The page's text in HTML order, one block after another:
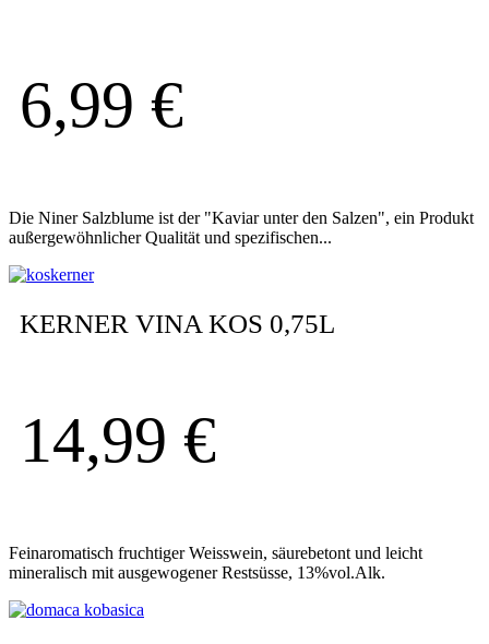
6,99 €
Die Niner Salzblume ist der "Kaviar unter den Salzen", ein Produkt
außergewöhnlicher Qualität und spezifischen...
KERNER VINA KOS 0,75L
14,99 €
Feinaromatisch fruchtiger Weisswein, säurebetont und leicht
mineralisch mit ausgewogener Restsüsse, 13%vol.Alk.